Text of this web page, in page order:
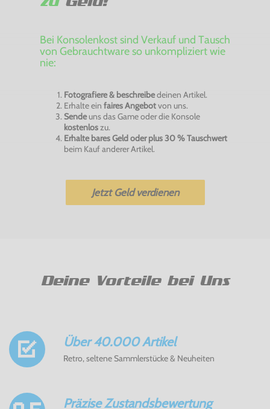
Bei Konsolenkost sind Verkauf und Tausch
von Gebrauchtware so unkompliziert wie
nie:
Fotografiere & beschreibedeinen Artikel.
Erhalte ein faires Angebotvon uns.
Sendeuns das Game oder die Konsole
kostenloszu.
Erhalte bares Geld oder plus 30 % Tauschwert
beim Kauf anderer Artikel.
Jetzt Geld verdienen
Deine Vorteile bei Uns
Über 40.000 Artikel
Retro, seltene Sammlerstücke & Neuheiten
Präzise Zustandsbewertung